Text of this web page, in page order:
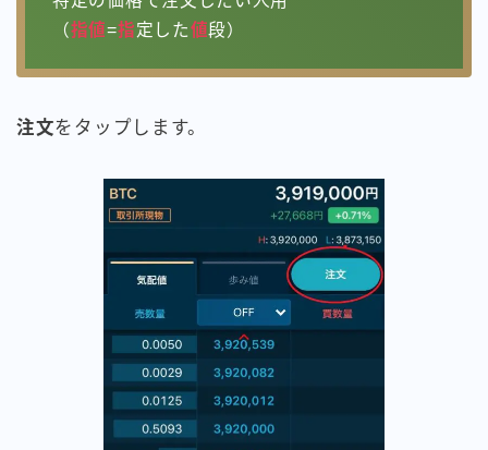
（指値=指定した値段）
注文をタップします。